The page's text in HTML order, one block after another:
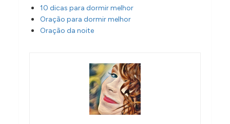
10 dicas para dormir melhor
Oração para dormir melhor
Oração da noite